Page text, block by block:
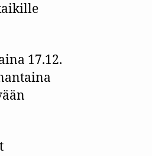
17.12.